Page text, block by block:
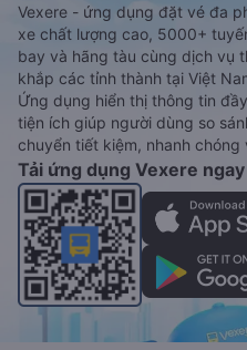
Vexere - ứng dụng đặt vé đa
xe chất lượng cao, 5000+
bay và hãng tàu cùng dịch vụ
khắp các tỉnh thành tại Việt
Ứng dụng hiển thị thông tin
tiện ích giúp người dùng so
chuyển tiết kiệm, nhanh chóng
Tải ứng dụng Vexere ngay